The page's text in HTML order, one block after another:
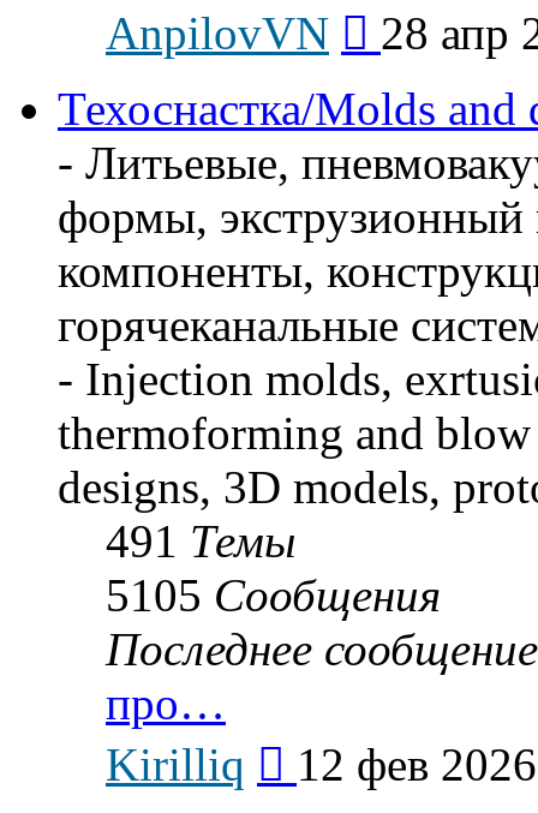
AnpilovVN
последнему
28 апр
Техоснастка/Molds and
- Литьевые,
формы,
компоненты,
горячеканальные
- Injection molds,
thermoforming and
designs, 3D models,
491 Темы
5105 Сообщения
Последнее сообщение
про…
Kirilliq
последнему
12 фев